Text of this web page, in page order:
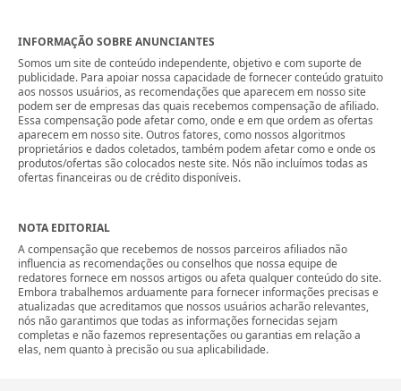
INFORMAÇÃO SOBRE ANUNCIANTES
Somos um site de conteúdo independente, objetivo e com suporte de
publicidade. Para apoiar nossa capacidade de fornecer conteúdo gratuito
aos nossos usuários, as recomendações que aparecem em nosso site
podem ser de empresas das quais recebemos compensação de afiliado.
Essa compensação pode afetar como, onde e em que ordem as ofertas
aparecem em nosso site. Outros fatores, como nossos algoritmos
proprietários e dados coletados, também podem afetar como e onde os
produtos/ofertas são colocados neste site. Nós não incluímos todas as
ofertas financeiras ou de crédito disponíveis.
NOTA EDITORIAL
A compensação que recebemos de nossos parceiros afiliados não
influencia as recomendações ou conselhos que nossa equipe de
redatores fornece em nossos artigos ou afeta qualquer conteúdo do site.
Embora trabalhemos arduamente para fornecer informações precisas e
atualizadas que acreditamos que nossos usuários acharão relevantes,
nós não garantimos que todas as informações fornecidas sejam
completas e não fazemos representações ou garantias em relação a
elas, nem quanto à precisão ou sua aplicabilidade.